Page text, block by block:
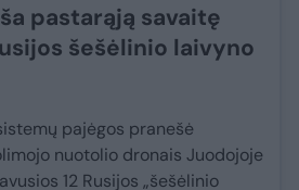
pastarąją savaitę
šešėlinio laivyno
pajėgos pranešė
nuotolio dronais Juodojoje
12 Rusijos „šešėlinio